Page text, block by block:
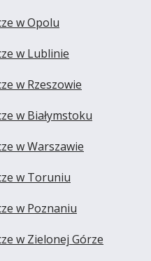
w Opolu
w Lublinie
w Rzeszowie
w Białymstoku
w Warszawie
w Toruniu
w Poznaniu
w Zielonej Górze